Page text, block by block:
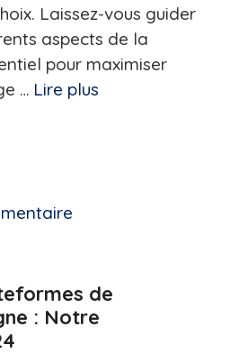
Laissez-vous guider
aspects de la
pour maximiser
… Lire plus
de
: Notre